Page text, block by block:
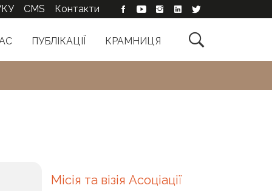

ПУБЛІКАЦІЇ КРАМНИЦЯ
CMS Контакти
Місія та візія Асоціації